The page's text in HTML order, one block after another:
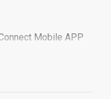
Mobile APP